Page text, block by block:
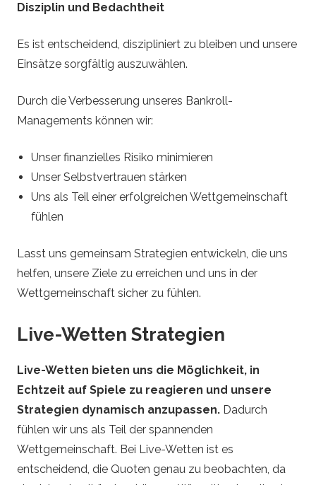
Disziplin und Bedachtheit
Es ist entscheidend, diszipliniert zu bleiben und unsere
Einsätze sorgfältig auszuwählen.
Durch die Verbesserung unseres Bankroll-
Managements können wir:
Unser finanzielles Risiko minimieren
Unser Selbstvertrauen stärken
Uns als Teil einer erfolgreichen Wettgemeinschaft
fühlen
Lasst uns gemeinsam Strategien entwickeln, die uns
helfen, unsere Ziele zu erreichen und uns in der
Wettgemeinschaft sicher zu fühlen.
Live-Wetten Strategien
Live-Wetten bieten uns die Möglichkeit, in
Echtzeit auf Spiele zu reagieren und unsere
Strategien dynamisch anzupassen. Dadurch
fühlen wir uns als Teil der spannenden
Wettgemeinschaft. Bei Live-Wetten ist es
entscheidend, die Quoten genau zu beobachten, da